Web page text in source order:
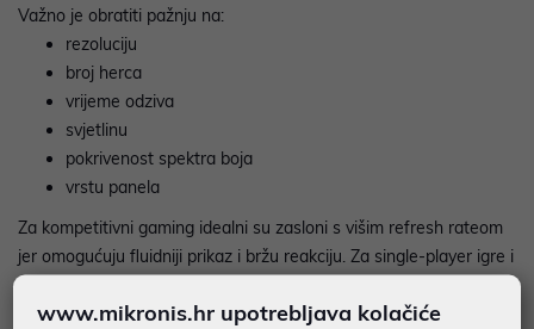
Važno je obratiti pažnju na:
rezoluciju
broj herca
vrijeme odziva
svjetlinu
pokrivenost spektra boja
vrstu panela
Za kompetitivni gaming idealni su zasloni s višim refresh rateom
jer omogućuju fluidniji prikaz i bržu reakciju. Za single-player igre i
multimediju važniji mogu biti rezolucija i kvaliteta boja. Ako želite
univerzalni laptop, balans između brzog prikaza i kvalitetne slike
www.mikronis.hr upotrebljava kolačiće